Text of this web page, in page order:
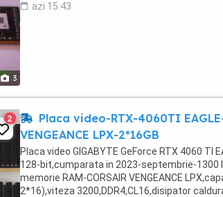
3
azi 15:43
2
Placa video-RTX-4060TI
VENGEANCE LPX-2*16GB
Placa video GIGABYTE GeForce RTX 4060 TI
128-bit,cumparata in 2023-septembrie-1300
memorie RAM-CORSAIR VENGEANCE
2*16),viteza 3200,DDR4,CL16,disipator